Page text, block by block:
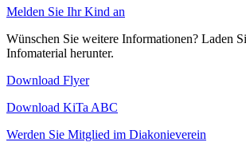
Melden Sie Ihr Kind an
Wünschen Sie weitere Informationen? Laden
Infomaterial herunter.
Download Flyer
Download KiTa ABC
Werden Sie Mitglied im Diakonieverein